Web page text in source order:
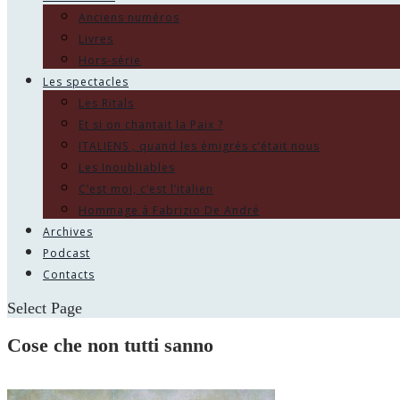
Anciens numéros
Livres
Hors-série
Les spectacles
Les Ritals
Et si on chantait la Paix ?
ITALIENS , quand les émigrés c’était nous
Les Inoubliables
C’est moi, c’est l’italien
Hommage à Fabrizio De André
Archives
Podcast
Contacts
Select Page
Cose che non tutti sanno